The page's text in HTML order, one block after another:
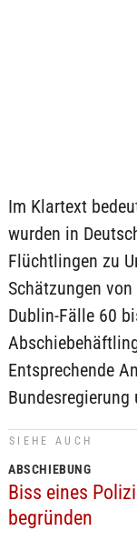
Im Klartext
wurden in
Flüchtlingen zu
Schätzungen
Dublin-Fälle 60
Entsprechende
SIEHE AUCH
ABSCHIEBUNG
Biss eines
begründen